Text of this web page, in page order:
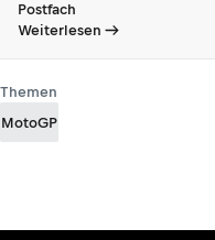
Postfach
Weiterlesen
Themen
MotoGP